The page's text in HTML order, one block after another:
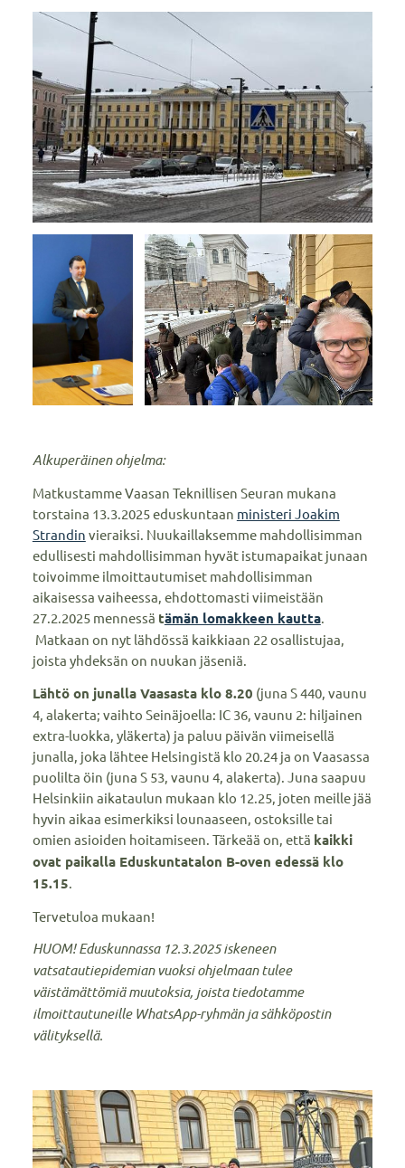
Alkuperäinen ohjelma:
Matkustamme Vaasan Teknillisen Seuran mukana
torstaina 13.3.2025 eduskuntaan ministeri Joakim
Strandin vieraiksi. Nuukaillaksemme mahdollisimman
edullisesti mahdollisimman hyvät istumapaikat junaan
toivoimme ilmoittautumiset mahdollisimman
aikaisessa vaiheessa, ehdottomasti viimeistään
27.2.2025 mennessä tämän lomakkeen kautta.
Matkaan on nyt lähdössä kaikkiaan 22 osallistujaa,
joista yhdeksän on nuukan jäseniä.
Lähtö on junalla Vaasasta klo 8.20 (juna S 440, vaunu
4, alakerta; vaihto Seinäjoella: IC 36, vaunu 2: hiljainen
extra-luokka, yläkerta) ja paluu päivän viimeisellä
junalla, joka lähtee Helsingistä klo 20.24 ja on Vaasassa
puolilta öin (juna S 53, vaunu 4, alakerta). Juna saapuu
Helsinkiin aikataulun mukaan klo 12.25, joten meille jää
hyvin aikaa esimerkiksi lounaaseen, ostoksille tai
omien asioiden hoitamiseen. Tärkeää on, että kaikki
ovat paikalla Eduskuntatalon B-oven edessä klo
15.15
Tervetuloa mukaan!
HUOM! Eduskunnassa 12.3.2025 iskeneen
vatsatautiepidemian vuoksi ohjelmaan tulee
väistämättömiä muutoksia, joista tiedotamme
ilmoittautuneille WhatsApp-ryhmän ja sähköpostin
välityksellä.